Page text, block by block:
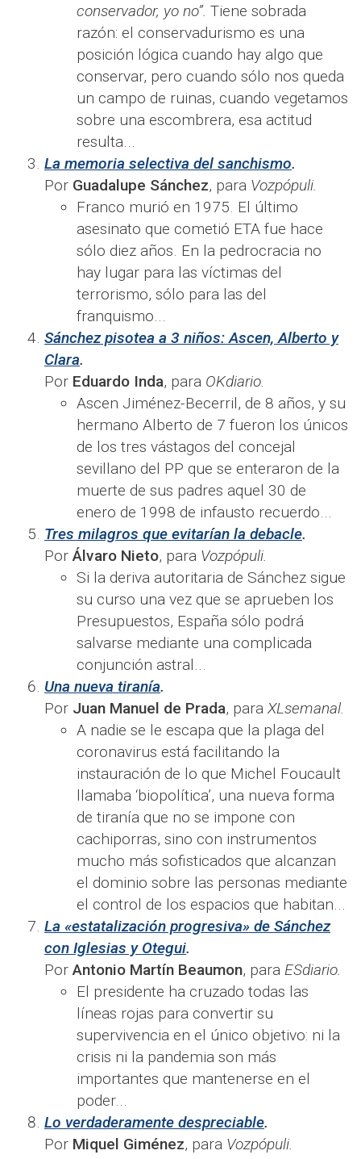
conservador, yo no”. Tiene sobrada
razón: el conservadurismo es una
posición lógica cuando hay algo que
conservar, pero cuando sólo nos queda
un campo de ruinas, cuando vegetamos
sobre una escombrera, esa actitud
resulta...
La memoria selectiva del sanchismo.
Por Guadalupe Sánchez, para Vozpópuli.
Franco murió en 1975. El último
asesinato que cometió ETA fue hace
sólo diez años. En la pedrocracia no
hay lugar para las víctimas del
terrorismo, sólo para las del
franquismo...
Sánchez pisotea a 3 niños: Ascen, Alberto y
Clara.
Por Eduardo Inda, para OKdiario.
Ascen Jiménez-Becerril, de 8 años, y su
hermano Alberto de 7 fueron los únicos
de los tres vástagos del concejal
sevillano del PP que se enteraron de la
muerte de sus padres aquel 30 de
enero de 1998 de infausto recuerdo...
Tres milagros que evitarían la debacle.
Por Álvaro Nieto, para Vozpópuli.
Si la deriva autoritaria de Sánchez sigue
su curso una vez que se aprueben los
Presupuestos, España sólo podrá
salvarse mediante una complicada
conjunción astral...
Una nueva tiranía.
Por Juan Manuel de Prada, para XLsemanal.
A nadie se le escapa que la plaga del
coronavirus está facilitando la
instauración de lo que Michel Foucault
llamaba ‘biopolítica’, una nueva forma
de tiranía que no se impone con
cachiporras, sino con instrumentos
mucho más sofisticados que alcanzan
el dominio sobre las personas mediante
el control de los espacios que habitan​...​
La «estatalización progresiva» de Sánchez
con Iglesias y Otegui.
Por Antonio Martín Beaumon, para ESdiario.
El presidente ha cruzado todas las
líneas rojas para convertir su
supervivencia en el único objetivo: ni la
crisis ni la pandemia son más
importantes que mantenerse en el
poder...
Lo verdaderamente despreciable.
Por Miquel Giménez, para Vozpópuli.